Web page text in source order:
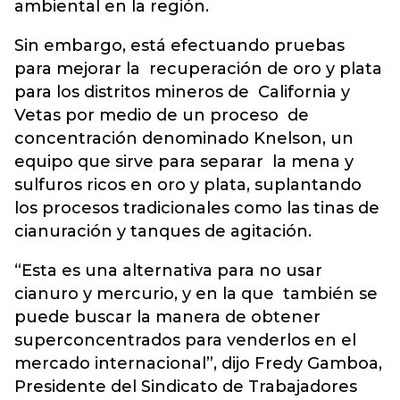
ambiental en la región.
Sin embargo, está efectuando pruebas
para mejorar la recuperación de oro y plata
para los distritos mineros de California y
Vetas por medio de un proceso de
concentración denominado Knelson, un
equipo que sirve para separar la mena y
sulfuros ricos en oro y plata, suplantando
los procesos tradicionales como las tinas de
cianuración y tanques de agitación.
“Esta es una alternativa para no usar
cianuro y mercurio, y en la que también se
puede buscar la manera de obtener
superconcentrados para venderlos en el
mercado internacional”, dijo Fredy Gamboa,
Presidente del Sindicato de Trabajadores